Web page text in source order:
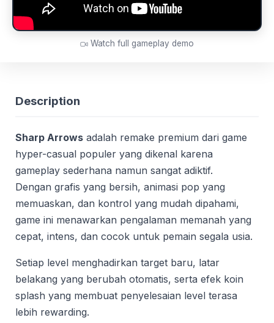
Watch full gameplay demo
Description
Sharp Arrows adalah remake premium dari game
hyper-casual populer yang dikenal karena
gameplay sederhana namun sangat adiktif.
Dengan grafis yang bersih, animasi pop yang
memuaskan, dan kontrol yang mudah dipahami,
game ini menawarkan pengalaman memanah yang
cepat, intens, dan cocok untuk pemain segala usia.
Setiap level menghadirkan target baru, latar
belakang yang berubah otomatis, serta efek koin
splash yang membuat penyelesaian level terasa
lebih rewarding.